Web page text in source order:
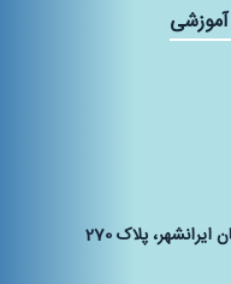
پلاک 270‌